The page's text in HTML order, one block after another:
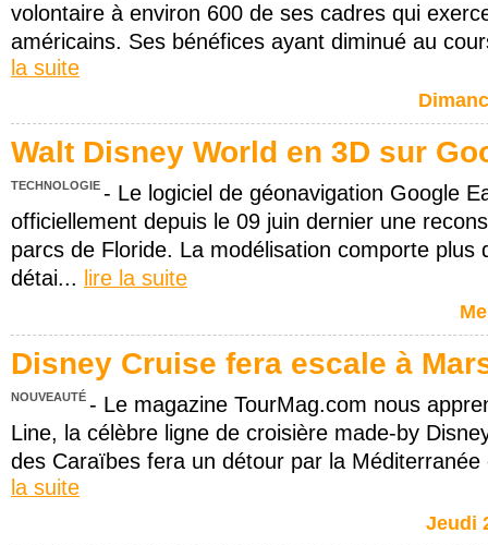
volontaire à environ 600 de ses cadres qui
américains. Ses bénéfices ayant diminué au
la suite
Walt Disney World en 3D sur
TECHNOLOGIE - Le logiciel de géonavigation Google
officiellement depuis le 09 juin dernier une
parcs de Floride. La modélisation comporte plus
détai... lire la suite
Disney Cruise fera escale à
NOUVEAUTÉ - Le magazine TourMag.com nous
Line, la célèbre ligne de croisière made-by
des Caraïbes fera un détour par la
la suite
Jeudi